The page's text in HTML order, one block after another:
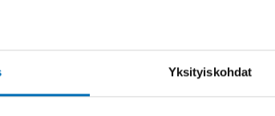
Yksityiskohdat